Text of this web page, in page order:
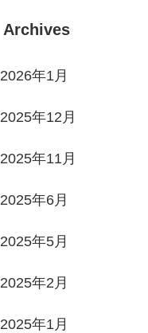
Archives
2026年1月
2025年12月
2025年11月
2025年6月
2025年5月
2025年2月
2025年1月